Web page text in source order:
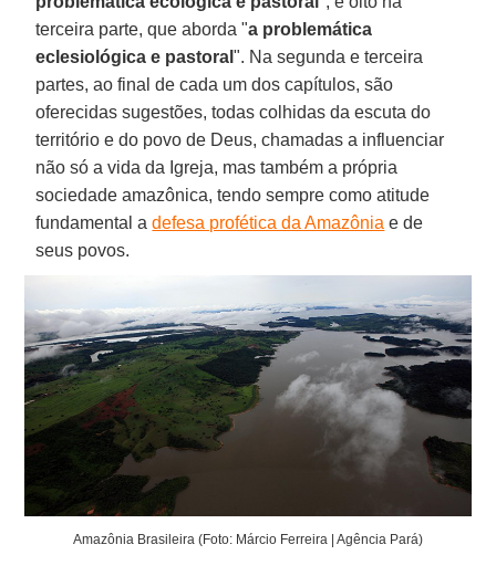
terceira parte, que aborda "a problemática
eclesiológica e pastoral". Na segunda e terceira
partes, ao final de cada um dos capítulos, são
oferecidas sugestões, todas colhidas da escuta do
território e do povo de Deus, chamadas a influenciar
não só a vida da Igreja, mas também a própria
sociedade amazônica, tendo sempre como atitude
fundamental adefesa profética da Amazônia e de
seus povos.
Amazônia Brasileira (Foto: Márcio Ferreira | Agência Pará)